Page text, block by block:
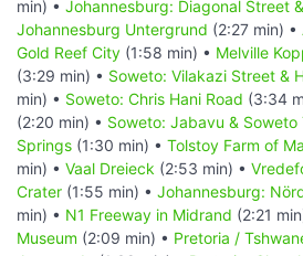
min) • Johannesburg: Diagonal Street
Johannesburg Untergrund (2:27 min) •
Gold Reef City (1:58 min) • Melville
(3:29 min) • Soweto: Vilakazi Street &
min) • Soweto: Chris Hani Road (3:34
(2:20 min) • Soweto: Jabavu & Soweto
Springs (1:30 min) • Tolstoy Farm of
min) • Vaal Dreieck (2:53 min) •
Crater (1:55 min) • Johannesburg:
min) • N1 Freeway in Midrand (2:21
Museum (2:09 min) • Pretoria /